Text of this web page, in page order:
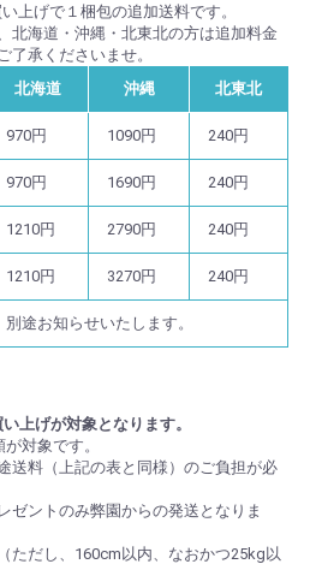
上げで１梱包の追加送料です。
北海道・沖縄・北東北の方は追加料金
了承くださいませ。
北海道 沖縄 北東北
970円 1090円 240円
970円 1690円 240円
1210円 2790円 240円
1210円 3270円 240円
別途お知らせいたします。
上げが対象となります。
対象です。
送料（上記の表と同様）のご負担が必
ントのみ弊園からの発送となりま
ただし、160cm以内、なおかつ25kg以